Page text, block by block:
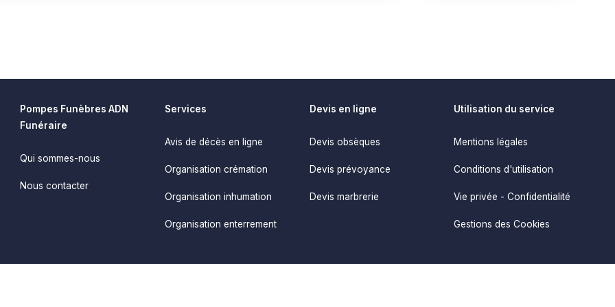
Pompes Funèbres ADN
Funéraire
Qui sommes-nous
Nous contacter
Services
Avis de décès en ligne
Organisation crémation
Organisation inhumation
Organisation enterrement
Devis en ligne
Devis obsèques
Devis prévoyance
Devis marbrerie
Utilisation du service
Mentions légales
Conditions d'utilisation
Vie privée - Confidentialité
Gestions des Cookies